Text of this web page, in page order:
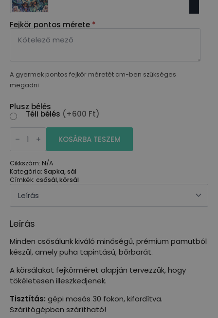
Fejkör pontos mérete *
A gyermek pontos fejkör méretét cm-ben szükséges
megadni
Plusz bélés
Téli bélés (+600 Ft)
mennyiség KOSÁRBA TESZEM
Cikkszám: N/A
Kategória: Sapka, sál
Címkék: csősál,körsál
Leírás
Minden csősálunk kiváló minőségű, prémium pamutból
készül, amely puha tapintású, bőrbarát.
A körsálakat fejkörméret alapján tervezzük, hogy
tökéletesen illeszkedjenek.
Tisztítás: gépi mosás 30 fokon, kifordítva.
Szárítógépben szárítható!